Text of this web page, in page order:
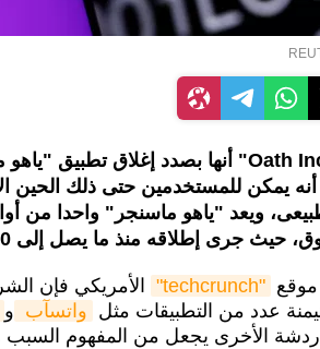
أنه يمكن للمستخدمين حتى ذلك الحين
ويعد "ياهو ماسنجر" واحدا من
جرى إطلاقه منذ ما يصل إلى 20 عاما مضت.
موقع "techcrunch"
الأمريكي فإن
عدد من التطبيقات مثل واتسآب و
الأخرى يجعل من المفهوم السبب